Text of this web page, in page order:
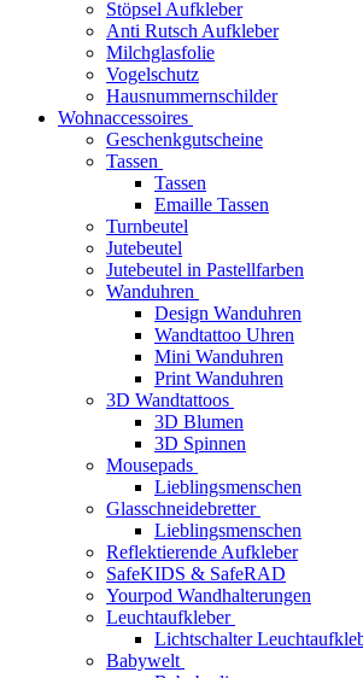
Stöpsel Aufkleber
Anti Rutsch Aufkleber
Milchglasfolie
Vogelschutz
Hausnummernschilder
Wohnaccessoires
Geschenkgutscheine
Tassen
Tassen
Emaille Tassen
Turnbeutel
Jutebeutel
Jutebeutel in Pastellfarben
Wanduhren
Design Wanduhren
Wandtattoo Uhren
Mini Wanduhren
Print Wanduhren
3D Wandtattoos
3D Blumen
3D Spinnen
Mousepads
Lieblingsmenschen
Glasschneidebretter
Lieblingsmenschen
Reflektierende Aufkleber
SafeKIDS & SafeRAD
Yourpod Wandhalterungen
Leuchtaufkleber
Lichtschalter
Babywelt